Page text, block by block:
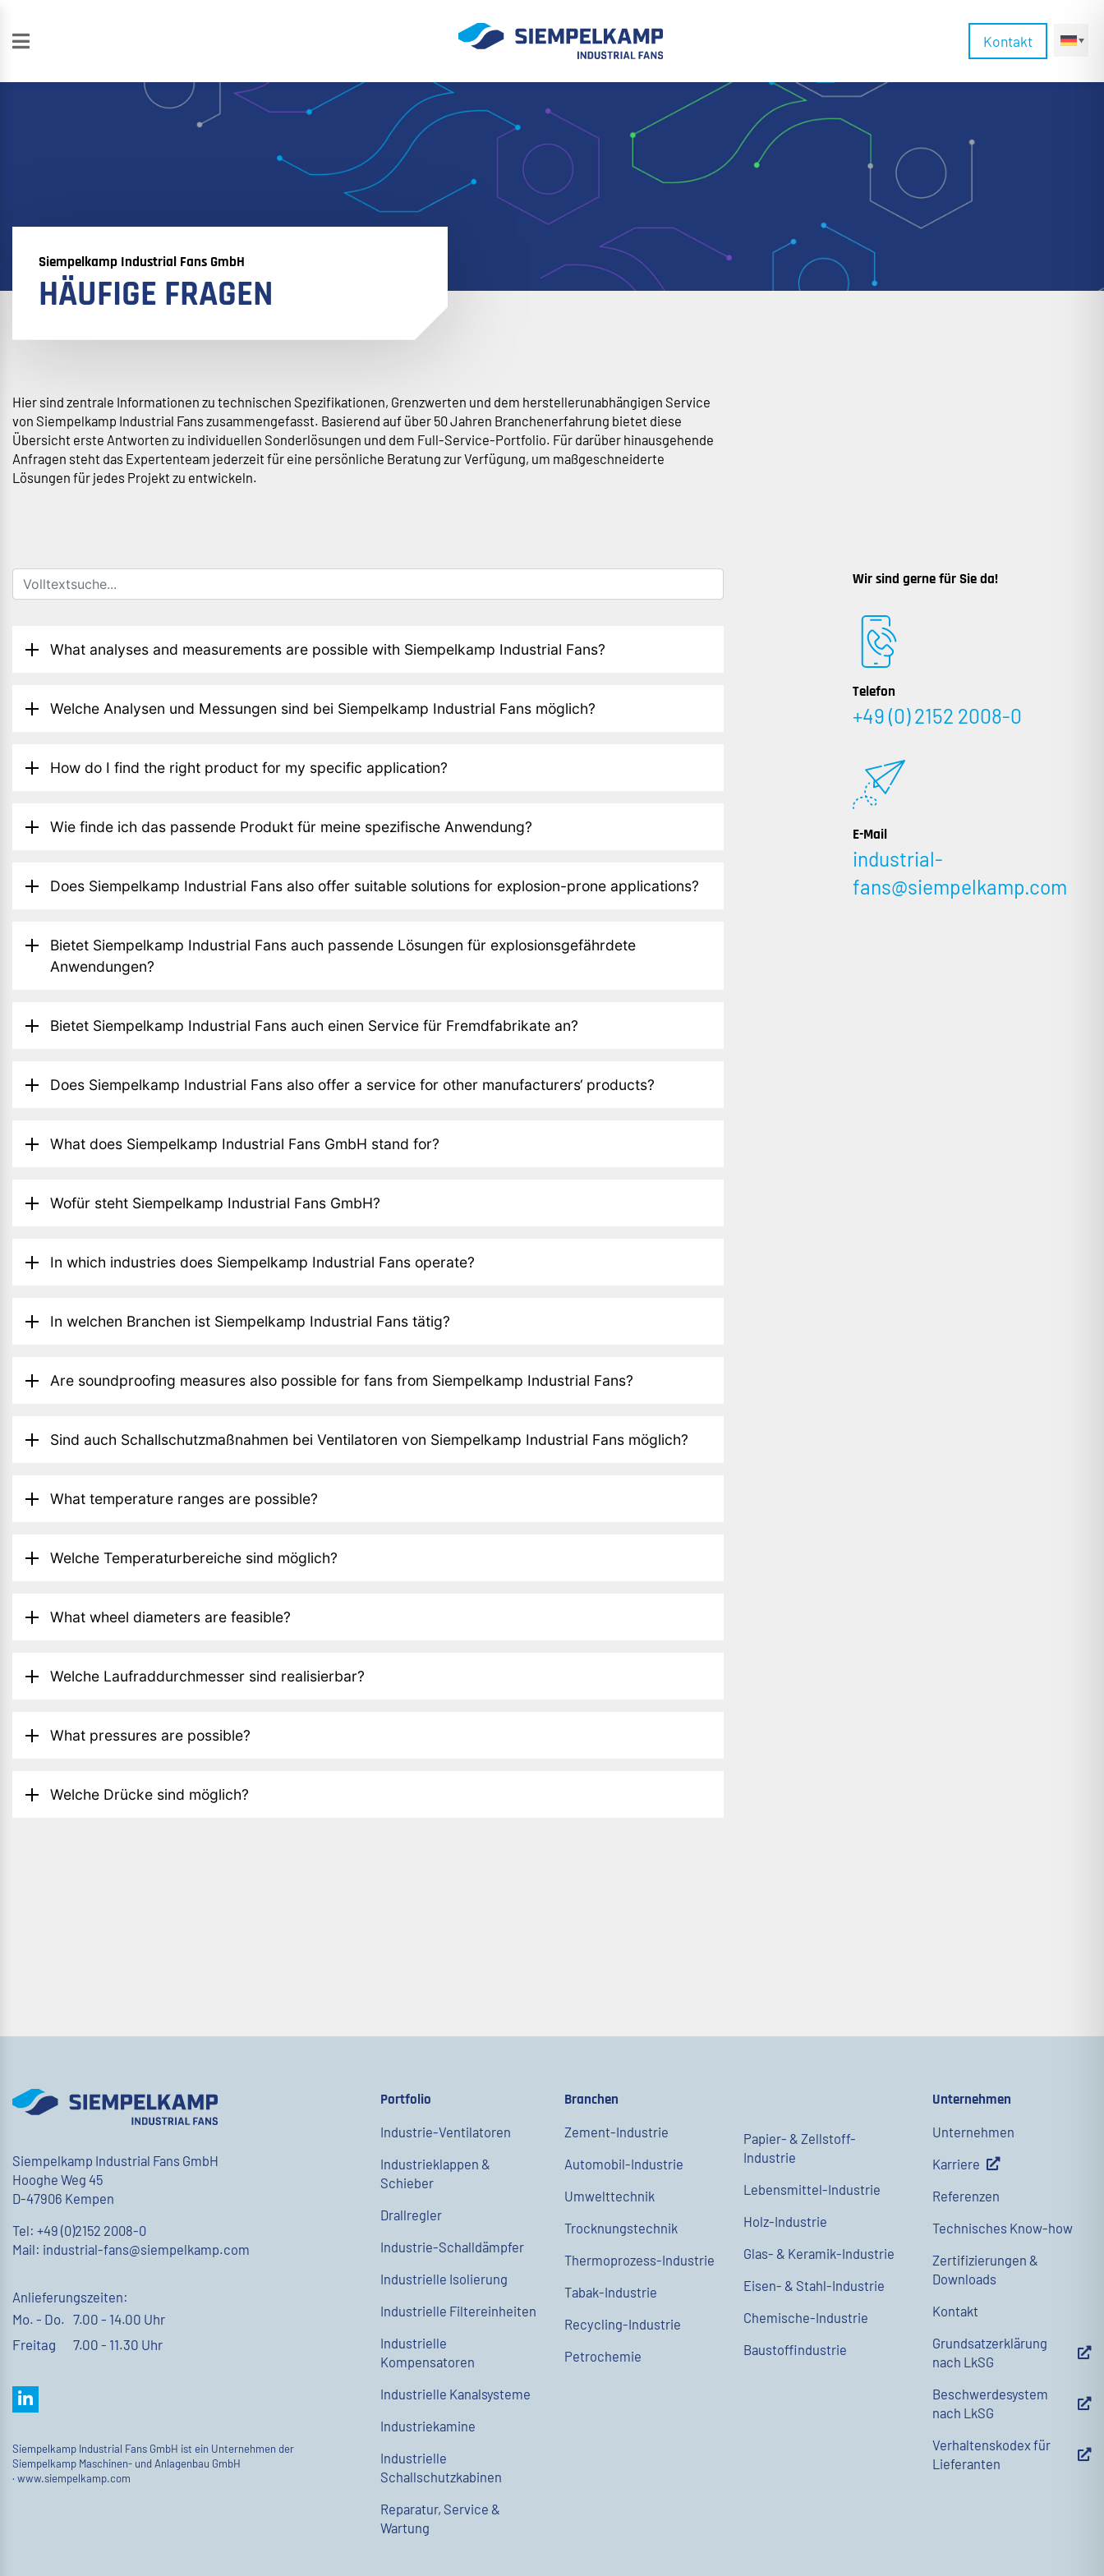
Kontakt
Siempelkamp Industrial Fans GmbH
HÄUFIGE FRAGEN
Hier sind zentrale Informationen zu technischen Spezifikationen, Grenzwerten und dem herstellerunabhängigen Service
von Siempelkamp Industrial Fans zusammengefasst. Basierend auf über 50 Jahren Branchenerfahrung bietet diese
Übersicht erste Antworten zu individuellen Sonderlösungen und dem Full-Service-Portfolio. Für darüber hinausgehende
Anfragen steht das Expertenteam jederzeit für eine persönliche Beratung zur Verfügung, um maßgeschneiderte
Lösungen für jedes Projekt zu entwickeln.
What analyses and measurements are possible with Siempelkamp Industrial Fans?
Welche Analysen und Messungen sind bei Siempelkamp Industrial Fans möglich?
How do I find the right product for my specific application?
Wie finde ich das passende Produkt für meine spezifische Anwendung?
Does Siempelkamp Industrial Fans also offer suitable solutions for explosion-prone applications?
Bietet Siempelkamp Industrial Fans auch passende Lösungen für explosionsgefährdete
Anwendungen?
Bietet Siempelkamp Industrial Fans auch einen Service für Fremdfabrikate an?
Does Siempelkamp Industrial Fans also offer a service for other manufacturers‘ products?
What does Siempelkamp Industrial Fans GmbH stand for?
Wofür steht Siempelkamp Industrial Fans GmbH?
In which industries does Siempelkamp Industrial Fans operate?
In welchen Branchen ist Siempelkamp Industrial Fans tätig?
Are soundproofing measures also possible for fans from Siempelkamp Industrial Fans?
Sind auch Schallschutzmaßnahmen bei Ventilatoren von Siempelkamp Industrial Fans möglich?
What temperature ranges are possible?
Welche Temperaturbereiche sind möglich?
What wheel diameters are feasible?
Welche Laufraddurchmesser sind realisierbar?
What pressures are possible?
Welche Drücke sind möglich?
Wir sind gerne für Sie da!
Telefon
+49 (0) 2152 2008-0
E-Mail
industrial-
fans@siempelkamp.com
Siempelkamp Industrial Fans GmbH
Hooghe Weg 45
D-47906 Kempen
Tel: +49 (0)2152 2008-0
Mail: industrial-fans@siempelkamp.com
Anlieferungszeiten:
Mo. - Do. 7.00 - 14.00 Uhr
Freitag
7.00 - 11.30 Uhr
Siempelkamp Industrial Fans GmbH ist ein Unternehmen der
Siempelkamp Maschinen- und Anlagenbau GmbH
· www.siempelkamp.com
Portfolio
Industrie-Ventilatoren
Industrieklappen &
Schieber
Drallregler
Industrie-Schalldämpfer
Industrielle Isolierung
Industrielle Filtereinheiten
Industrielle
Kompensatoren
Industrielle Kanalsysteme
Industriekamine
Industrielle
Schallschutzkabinen
Reparatur, Service &
Wartung
Branchen
Zement-Industrie
Automobil-Industrie
Umwelttechnik
Trocknungstechnik
Thermoprozess-Industrie
Tabak-Industrie
Recycling-Industrie
Petrochemie
Papier- & Zellstoff-
Industrie
Lebensmittel-Industrie
Holz-Industrie
Glas- & Keramik-Industrie
Eisen- & Stahl-Industrie
Chemische-Industrie
Baustoffindustrie
Unternehmen
Unternehmen
Karriere
Referenzen
Technisches Know-how
Zertifizierungen &
Downloads
Kontakt
Grundsatzerklärung
nach LkSG
Beschwerdesystem
nach LkSG
Verhaltenskodex für
Lieferanten